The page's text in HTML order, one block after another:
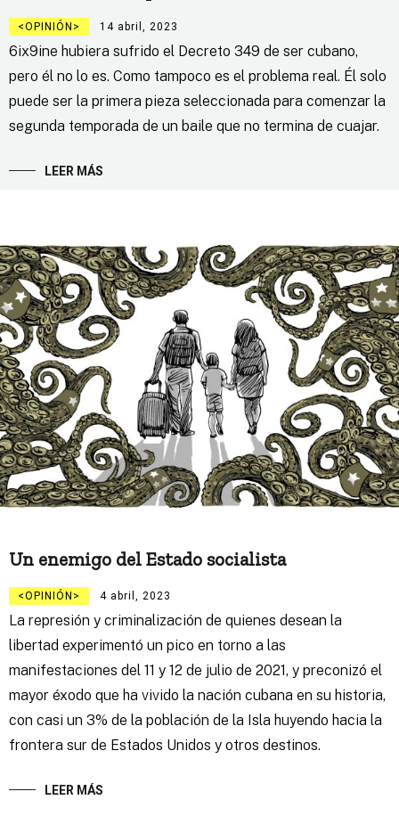
OPINIÓN 14 abril, 2023
6ix9ine hubiera sufrido el Decreto 349 de ser cubano,
pero él no lo es. Como tampoco es el problema real. Él solo
puede ser la primera pieza seleccionada para comenzar la
segunda temporada de un baile que no termina de cuajar.
LEER MÁS
Un enemigo del Estado socialista
OPINIÓN 4 abril, 2023
La represión y criminalización de quienes desean la
libertad experimentó un pico en torno a las
manifestaciones del 11 y 12 de julio de 2021, y preconizó el
mayor éxodo que ha vivido la nación cubana en su historia,
con casi un 3% de la población de la Isla huyendo hacia la
frontera sur de Estados Unidos y otros destinos.
LEER MÁS